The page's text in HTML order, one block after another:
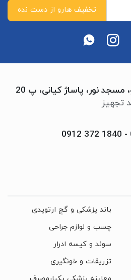
مسجد نور، پاساژ کیانی، پ 20
تجهیز
-
0912 372 1840
باند پزشکی و گچ ارتوپدی
چسب و لوازم جراحی
سوند و کیسه ادرار
تزریقات و خونگیری